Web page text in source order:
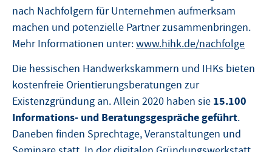
nach Nachfolgern für Unternehmen aufmerksam
machen und potenzielle Partner zusammenbringen.
Mehr Informationen unter:www.hihk.de/nachfolge
Die hessischen Handwerkskammern und IHKs bieten
kostenfreie Orientierungsberatungen zur
Existenzgründung an. Allein 2020 haben sie 15.100
Informations- und Beratungsgespräche geführt.
Daneben finden Sprechtage, Veranstaltungen und